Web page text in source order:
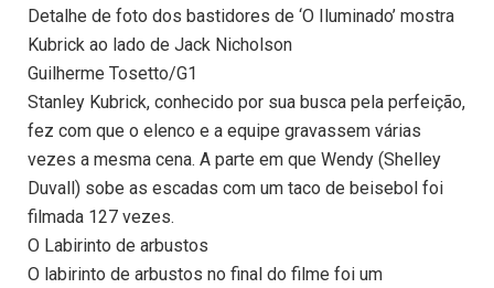
Detalhe de foto dos bastidores de ‘O Iluminado’ mostra
Kubrick ao lado de Jack Nicholson
Guilherme Tosetto/G1
Stanley Kubrick, conhecido por sua busca pela perfeição,
fez com que o elenco e a equipe gravassem várias
vezes a mesma cena. A parte em que Wendy (Shelley
Duvall) sobe as escadas com um taco de beisebol foi
filmada 127 vezes.
O Labirinto de arbustos
O labirinto de arbustos no final do filme foi um